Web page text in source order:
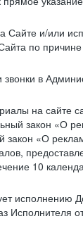
Сайте и/или
по
звонки в
на сайте
закон «О
закон «О
10
исполнению
Исполнителя